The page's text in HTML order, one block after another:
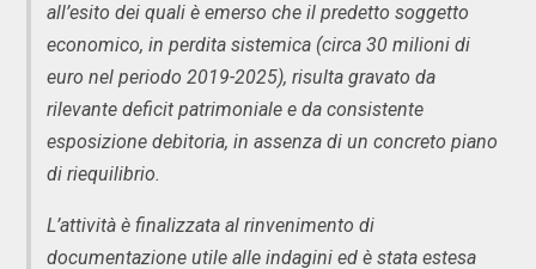
all’esito dei quali è emerso che il predetto soggetto
economico, in perdita sistemica (circa 30 milioni di
euro nel periodo 2019-2025), risulta gravato da
rilevante deficit patrimoniale e da consistente
esposizione debitoria, in assenza di un concreto piano
di riequilibrio.
L’attività è finalizzata al rinvenimento di
documentazione utile alle indagini ed è stata estesa